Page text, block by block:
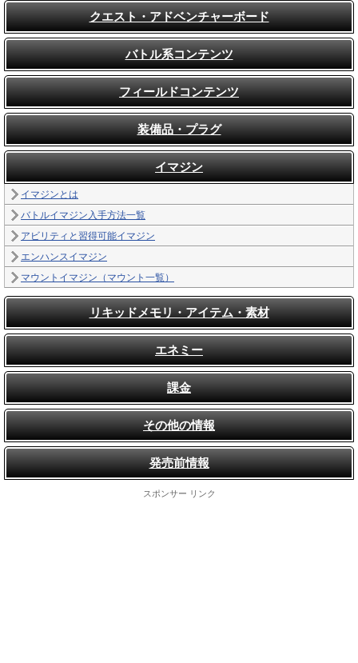
クエスト・アドベンチャーボード
バトル系コンテンツ
フィールドコンテンツ
装備品・プラグ
イマジン
イマジンとは
バトルイマジン入手方法一覧
アビリティと習得可能イマジン
エンハンスイマジン
マウントイマジン（マウント一覧）
リキッドメモリ・アイテム・素材
エネミー
課金
その他の情報
発売前情報
スポンサー リンク